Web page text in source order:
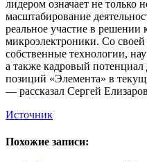
лидером означает не только
масштабирование
реальное участие в решении
микроэлектроники. Со
собственные технологии,
а также кадровый
позиций «Элемента» в
— рассказал Сергей
Источник
Похожие записи: